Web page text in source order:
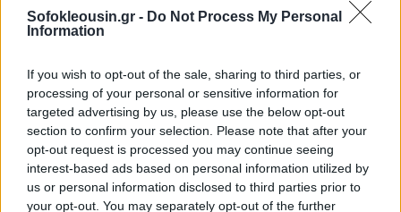
Sofokleousin.gr - Do Not Process My Personal
Information
If you wish to opt-out of the sale, sharing to third parties, or
processing of your personal or sensitive information for
targeted advertising by us, please use the below opt-out
section to confirm your selection. Please note that after your
opt-out request is processed you may continue seeing
interest-based ads based on personal information utilized by
us or personal information disclosed to third parties prior to
your opt-out. You may separately opt-out of the further